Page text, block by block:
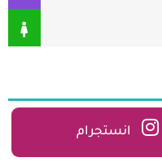
انستجرام